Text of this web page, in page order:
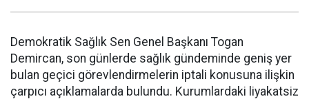
Demokratik Sağlık Sen Genel Başkanı Togan
Demircan, son günlerde sağlık gündeminde geniş yer
bulan geçici görevlendirmelerin iptali konusuna ilişkin
çarpıcı açıklamalarda bulundu. Kurumlardaki liyakatsiz